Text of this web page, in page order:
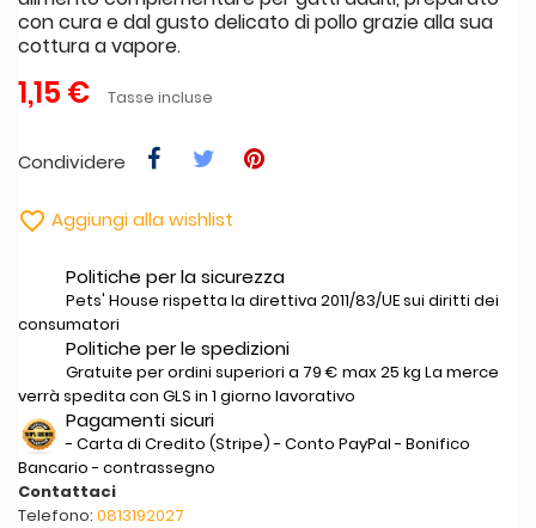
con cura e dal gusto delicato di pollo grazie alla sua
cottura a vapore.
1,15 € Tasse incluse
Condividere
 Aggiungi alla wishlist
Politiche per la sicurezza
Pets' House rispetta la direttiva 2011/83/UE sui diritti dei
consumatori
Politiche per le spedizioni
Gratuite per ordini superiori a 79 € max 25 kg La merce
verrà spedita con GLS in 1 giorno lavorativo
Pagamenti sicuri
- Carta di Credito (Stripe) - Conto PayPal - Bonifico
Bancario - contrassegno
Contattaci
Telefono: 0813192027